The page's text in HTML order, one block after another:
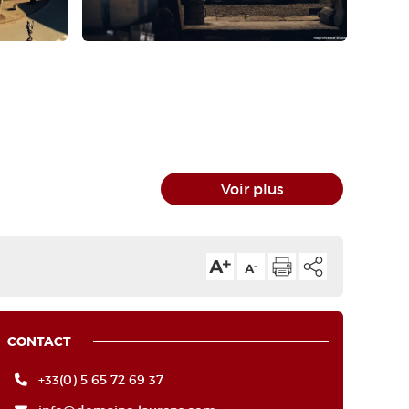
Voir plus
CONTACT
+33(0) 5 65 72 69 37